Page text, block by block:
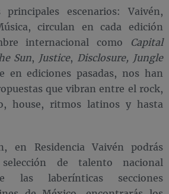
escenarios: Vaivén,
circulan en cada edición
internacional como Capital
Sun, Justice, Disclosure, Jungle
en ediciones pasadas, nos han
que vibran entre el rock,
house, ritmos latinos y hasta
en Residencia Vaivén
podrás
de talento nacional
las laberínticas secciones